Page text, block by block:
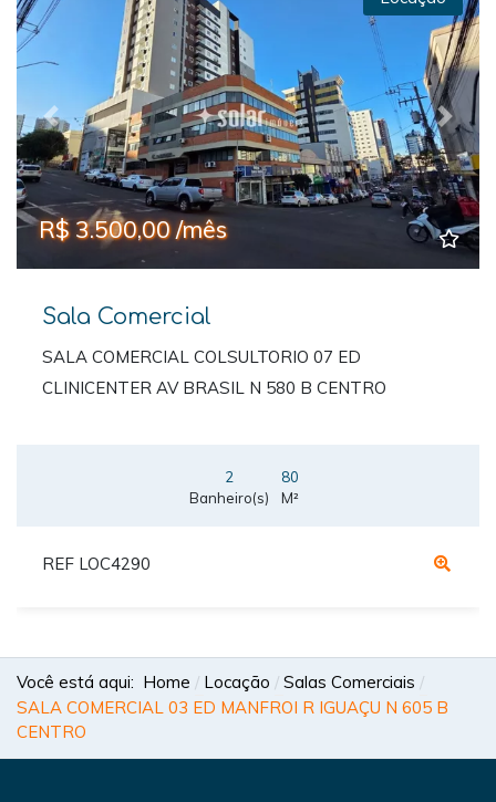
Previous Next
R$ 3.500,00 /mês
Sala Comercial
SALA COMERCIAL COLSULTORIO 07 ED
CLINICENTER AV BRASIL N 580 B CENTRO
2
Banheiro(s)
80
M²
REF LOC4290
Você está aqui: Home Locação
Salas Comerciais
SALA COMERCIAL 03 ED MANFROI R IGUAÇU N 605 B
CENTRO